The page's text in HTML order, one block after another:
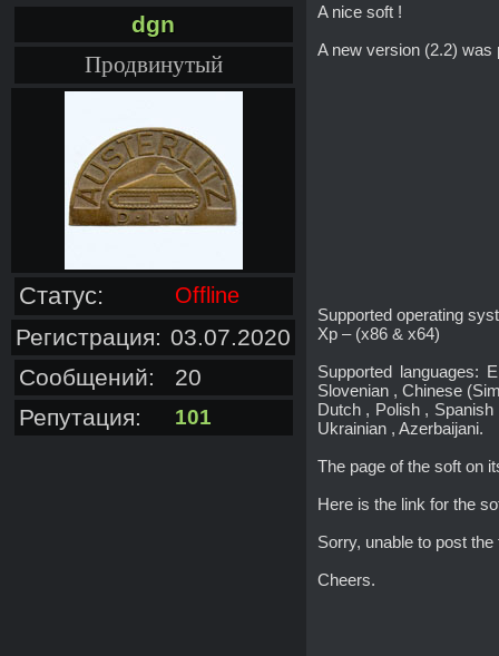
dgn
Продвинутый
Статус: Offline
Регистрация: 03.07.2020
Сообщений:
20
Репутация:
101
A nice soft !
A new version (2.2) was
Supported operating
Xp – (x86 & x64)
Supported languages:
Slovenian , Chinese
Dutch , Polish ,
Ukrainian , Azerbaijani.
The page of the soft on
Here is the link for the
Sorry, unable to post
Cheers.